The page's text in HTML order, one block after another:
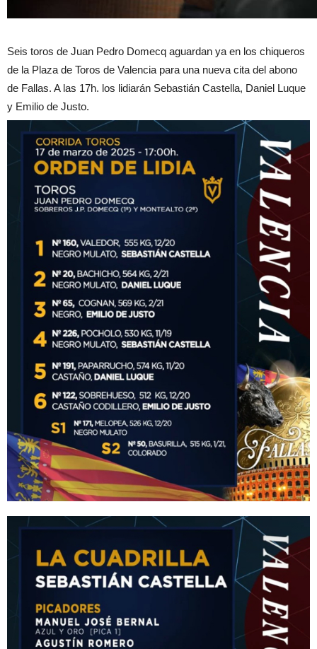
Seis toros de Juan Pedro Domecq aguardan ya en los chiqueros
de la Plaza de Toros de Valencia para una nueva cita del abono
de Fallas. A las 17h. los lidiarán Sebastián Castella, Daniel Luque
y Emilio de Justo.